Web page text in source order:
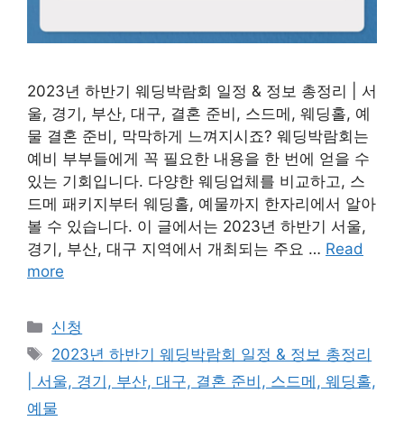
2023년 하반기 웨딩박람회 일정 & 정보 총정리 | 서
울, 경기, 부산, 대구, 결혼 준비, 스드메, 웨딩홀, 예
물 결혼 준비, 막막하게 느껴지시죠? 웨딩박람회는
예비 부부들에게 꼭 필요한 내용을 한 번에 얻을 수
있는 기회입니다. 다양한 웨딩업체를 비교하고, 스
드메 패키지부터 웨딩홀, 예물까지 한자리에서 알아
볼 수 있습니다. 이 글에서는 2023년 하반기 서울,
경기, 부산, 대구 지역에서 개최되는 주요 … Read
more
Categories
신청
Tags
2023년 하반기 웨딩박람회 일정 & 정보 총정리
| 서울, 경기, 부산, 대구, 결혼 준비, 스드메, 웨딩홀,
예물